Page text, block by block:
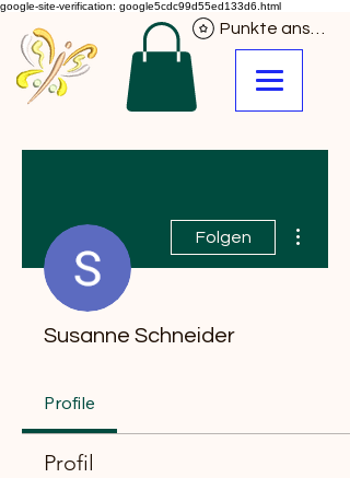
google-site-verification: google5cdc99d55ed133d6.html
Folgen
Susanne Schneider
Profile
Profil